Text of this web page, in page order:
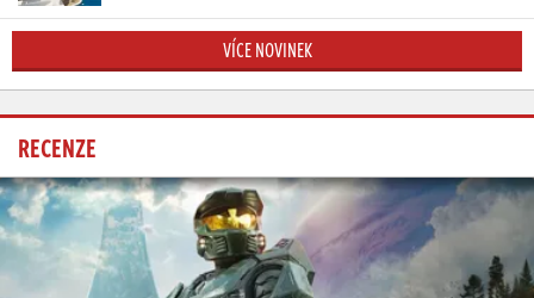
VÍCE NOVINEK
RECENZE